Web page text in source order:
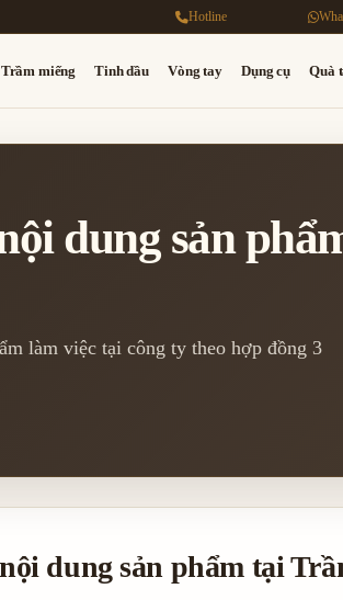
Hotline
Trầm miếng Tinh dầu Vòng tay Dụng cụ Quà
dung sản
làm việc tại công ty theo hợp đồng 3
dung sản phẩm tại